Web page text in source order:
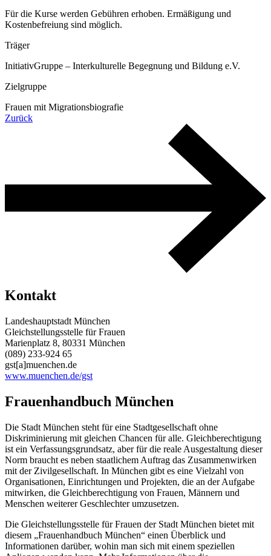
Für die Kurse werden Gebühren erhoben. Ermäßigung und
Kostenbefreiung sind möglich.
Träger
InitiativGruppe – Interkulturelle Begegnung und Bildung e.V.
Zielgruppe
Frauen mit Migrationsbiografie
Zurück
Kontakt
Landeshauptstadt München
Gleichstellungsstelle für Frauen
Marienplatz 8, 80331 München
(089) 233-924 65
gst[a]muenchen.de
www.muenchen.de/gst
Frauenhandbuch München
Die Stadt München steht für eine Stadtgesellschaft ohne
Diskriminierung mit gleichen Chancen für alle. Gleichberechtigung
ist ein Verfassungsgrundsatz, aber für die reale Ausgestaltung dieser
Norm braucht es neben staatlichem Auftrag das Zusammenwirken
mit der Zivilgesellschaft. In München gibt es eine Vielzahl von
Organisationen, Einrichtungen und Projekten, die an der Aufgabe
mitwirken, die Gleichberechtigung von Frauen, Männern und
Menschen weiterer Geschlechter umzusetzen.
Die Gleichstellungsstelle für Frauen der Stadt München bietet mit
diesem „Frauenhandbuch München“ einen Überblick und
Informationen darüber, wohin man sich mit einem speziellen